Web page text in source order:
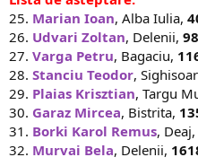
25. Marian Ioan, Alba Iulia,
26. Udvari Zoltan, Delenii,
27. Varga Petru, Bagaciu,
28. Stanciu Teodor,
29. Plaias Krisztian, Targu
30. Garaz Mircea, Bistrita,
31. Borki Karol Remus, Deaj,
32. Murvai Bela, Delenii,